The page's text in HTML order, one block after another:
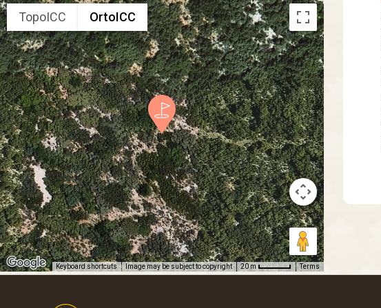
TopoICC OrtoICC
Keyboard shortcuts Image may be subject to copyright 20 m Terms